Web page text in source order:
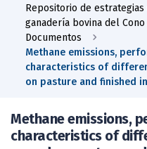
Repositorio de
ganadería bovina del Cono
Documentos
Methane emissions,
characteristics of
on pasture and finished
Methane emissions,
characteristics of